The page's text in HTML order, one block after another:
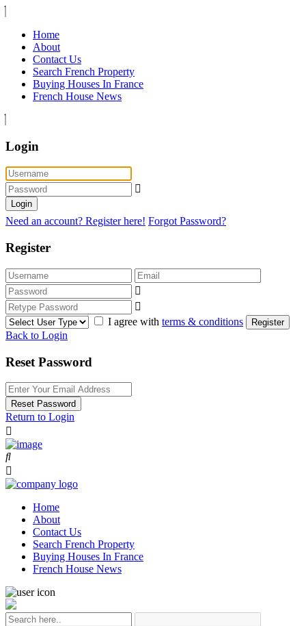
Home
About
Contact Us
Search French Property
Buying Houses In France
French House News
Login
Login
Need an account? Register here! Forgot Password?
Register
I agree with terms & conditions Register
Back to Login
Reset Password
Reset Password
Return to Login
Home
About
Contact Us
Search French Property
Buying Houses In France
French House News